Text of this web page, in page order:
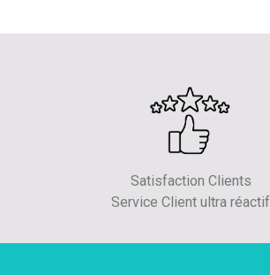
Satisfaction Clients
Service Client ultra réactif